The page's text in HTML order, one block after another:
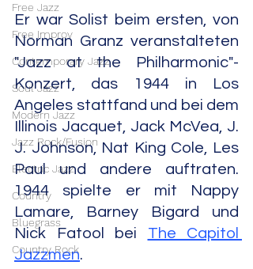
Free Jazz
Free Improv
Contemporary Jazz
Soul Jazz
Modern Jazz
Jazz Rock/Fusion
Electric Jazz
Country
Bluegrass
Country Rock
Er war Solist beim ersten, von
Norman Granz veranstalteten
"Jazz at the Philharmonic"-
Konzert, das 1944 in Los
Angeles stattfand und bei dem
Illinois Jacquet, Jack McVea, J.
J. Johnson, Nat King Cole, Les
Paul und andere auftraten.
1944 spielte er mit Nappy
Lamare, Barney Bigard und
Nick Fatool bei The Capitol
Jazzmen.